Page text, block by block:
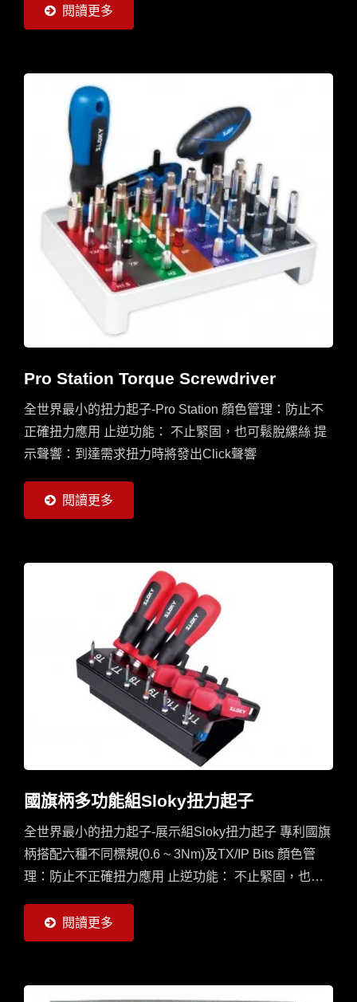
閱讀更多
Pro Station Torque Screwdriver
全世界最小的扭力起子-Pro Station 顏色管理：防止不
正確扭力應用 止逆功能： 不止緊固，也可鬆脫縲絲 提
示聲響：到達需求扭力時將發出Click聲響
閱讀更多
國旗柄多功能組Sloky扭力起子
全世界最小的扭力起子-展示組Sloky扭力起子 專利國旗
柄搭配六種不同標規(0.6 ~ 3Nm)及TX/IP Bits 顏色管
理：防止不正確扭力應用 止逆功能： 不止緊固，也可
閱讀更多